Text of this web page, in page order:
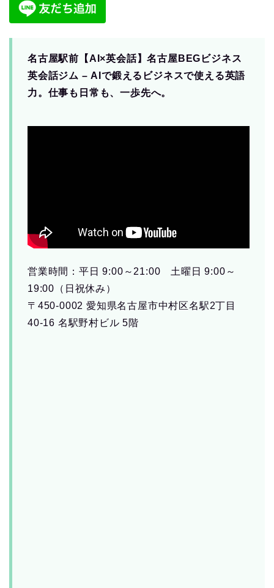
名古屋駅前【AI×英会話】名古屋BEGビジネス
英会話ジム – AIで鍛えるビジネスで使える英語
力。仕事も日常も、一歩先へ。
営業時間：平日 9:00～21:00 土曜日 9:00～
19:00（日祝休み）
〒450-0002 愛知県名古屋市中村区名駅2丁目
40-16 名駅野村ビル 5階